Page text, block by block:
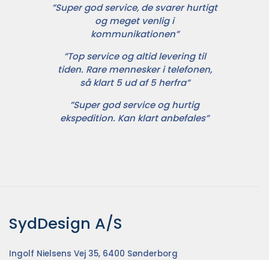
”Super god service, de svarer hurtigt
og meget venlig i
kommunikationen”
”Top service og altid levering til
tiden. Rare mennesker i telefonen,
så klart 5 ud af 5 herfra”
”Super god service og hurtig
ekspedition. Kan klart anbefales”
SydDesign A/S
Ingolf Nielsens Vej 35, 6400 Sønderborg